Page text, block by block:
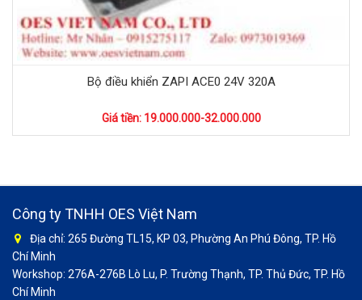
Bộ điều khiển ZAPI ACE0 24V 320A
Giá tiền: 19.000.000-32.000.000
Công ty TNHH OES Việt Nam
Địa chỉ: 265 Đường TL15, KP 03, Phường An Phú Đông, TP. Hồ
Chí Minh
Workshop: 276A-276B Lò Lu, P. Trường Thạnh, TP. Thủ Đức, TP. Hồ
Chí Minh